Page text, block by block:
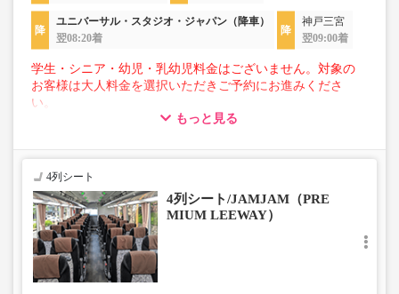
ユニバーサル・スタジオ・ジャパン（降車）
翌08:20着
神戸三宮
翌09:00着
学生・シニア・幼児・乳幼児料金はございません。対象の
お客様は大人料金を選択いただきご予約にお進みくださ
い。
■トランクにてお預かりできる荷物
・3辺合計160cm以内、かつ10kg以下のものをおひとり様1
■お預かりできない荷物（貴重品以外は車内持ち込みも不
可）
楽器・自転車（折りたたみ含む）・ボード等の大きな荷
物、壊れ物、危険物、貴重品、ペット、
上記「トランクにてお預かりできる荷物」の条件を満たさ
もっと見る
4列シート
4列シート/JAMJAM（PRE
MIUM LEEWAY）